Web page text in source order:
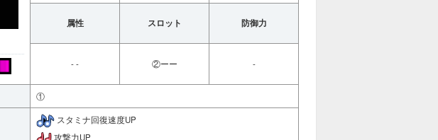
属性 スロット 防御力
- - ②ーー -
①
スタミナ回復速度UP
攻撃力UP